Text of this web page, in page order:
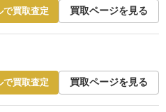
で買取査定 買取ページを見る
で買取査定 買取ページを見る